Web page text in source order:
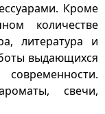
Кроме
количестве
литература и
выдающихся
свечи,